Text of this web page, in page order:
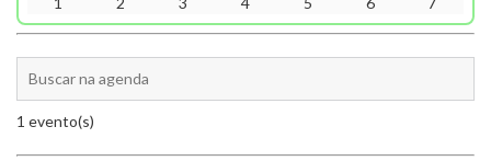
1 evento(s)